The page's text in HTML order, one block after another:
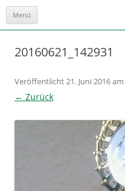
Menü
20160621_142931
Veröffentlicht21. Juni 2016am
← Zurück